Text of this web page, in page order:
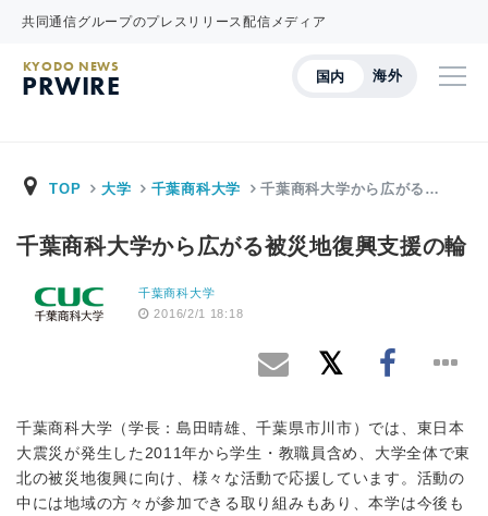
共同通信グループのプレスリリース配信メディア
国内 海外
KYODO NEWS
PRWIRE
TOP 大学 千葉商科大学 千葉商科大学から広がる…
千葉商科大学から広がる被災地復興支援の輪
千葉商科大学
2016/2/1 18:18
千葉商科大学（学長：島田晴雄、千葉県市川市）では、東日本
大震災が発生した2011年から学生・教職員含め、大学全体で東
北の被災地復興に向け、様々な活動で応援しています。活動の
中には地域の方々が参加できる取り組みもあり、本学は今後も